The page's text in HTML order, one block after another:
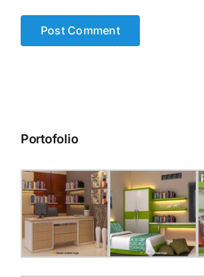
Portofolio